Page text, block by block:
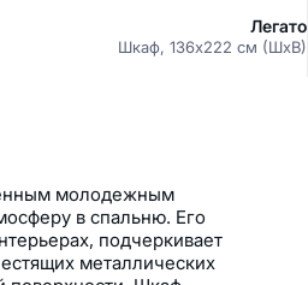
Легато
Шкаф, 136x222 см (ШxВ)
молодежным
в спальню. Его
подчеркивает
металлических